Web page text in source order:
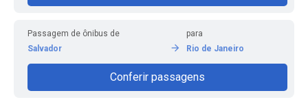
Passagem de ônibus de
Salvador
para
Rio de Janeiro
Conferir passagens